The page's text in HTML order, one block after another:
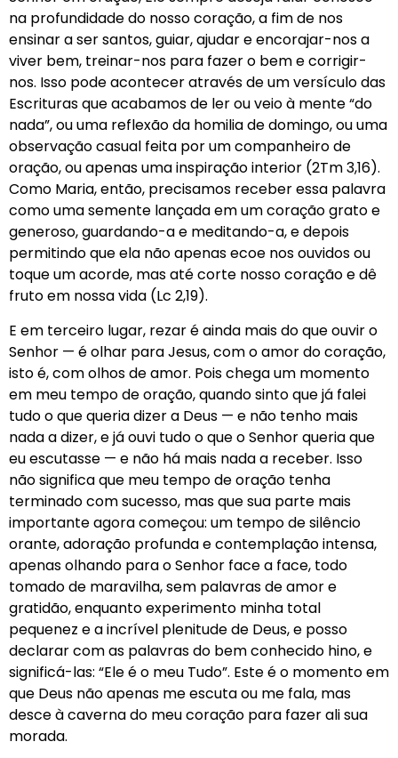
na profundidade do nosso coração, a fim de nos
ensinar a ser santos, guiar, ajudar e encorajar-nos a
viver bem, treinar-nos para fazer o bem e corrigir-
nos. Isso pode acontecer através de um versículo das
Escrituras que acabamos de ler ou veio à mente “do
nada”, ou uma reflexão da homilia de domingo, ou uma
observação casual feita por um companheiro de
oração, ou apenas uma inspiração interior (2Tm 3,16).
Como Maria, então, precisamos receber essa palavra
como uma semente lançada em um coração grato e
generoso, guardando-a e meditando-a, e depois
permitindo que ela não apenas ecoe nos ouvidos ou
toque um acorde, mas até corte nosso coração e dê
fruto em nossa vida (Lc 2,19).
E em terceiro lugar, rezar é ainda mais do que ouvir o
Senhor — é olhar para Jesus, com o amor do coração,
isto é, com olhos de amor. Pois chega um momento
em meu tempo de oração, quando sinto que já falei
tudo o que queria dizer a Deus — e não tenho mais
nada a dizer, e já ouvi tudo o que o Senhor queria que
eu escutasse — e não há mais nada a receber. Isso
não significa que meu tempo de oração tenha
terminado com sucesso, mas que sua parte mais
importante agora começou: um tempo de silêncio
orante, adoração profunda e contemplação intensa,
apenas olhando para o Senhor face a face, todo
tomado de maravilha, sem palavras de amor e
gratidão, enquanto experimento minha total
pequenez e a incrível plenitude de Deus, e posso
declarar com as palavras do bem conhecido hino, e
significá-las: “Ele é o meu Tudo”. Este é o momento em
que Deus não apenas me escuta ou me fala, mas
desce à caverna do meu coração para fazer ali sua
morada.